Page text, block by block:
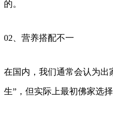
的。
02、营养搭配不一
在国内，我们通常会认为出
生”，但实际上最初佛家选